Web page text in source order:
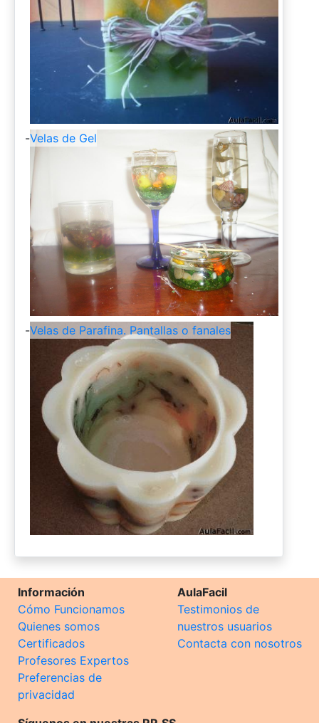
-Velas de Gel
-Velas de Parafina. Pantallas o fanales
Información
Cómo Funcionamos
Quienes somos
Certificados
Profesores Expertos
Preferencias de
privacidad
AulaFacil
Testimonios de
nuestros usuarios
Contacta con nosotros